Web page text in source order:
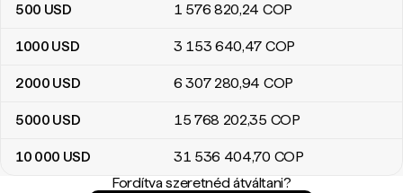
500 USD 1 576 820,24 COP
1000 USD 3 153 640,47 COP
2000 USD 6 307 280,94 COP
5000 USD 15 768 202,35 COP
10 000 USD 31 536 404,70 COP
Fordítva szeretnéd átváltani?